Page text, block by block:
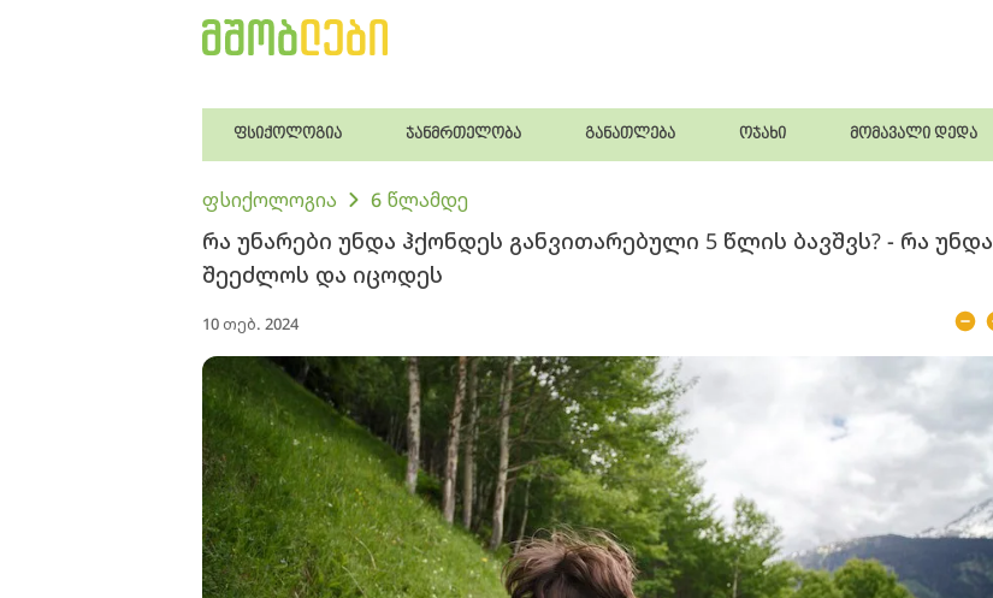
ფსიქოლოგია ჯანმრთელობა განათლება ოჯახი მომავალი დედა
ფსიქოლოგია 6 წლამდე
რა უნარები უნდა ჰქონდეს განვითარებული 5 წლის ბავშვს? - რა უნდა
შეეძლოს და იცოდეს
10 თებ. 2024